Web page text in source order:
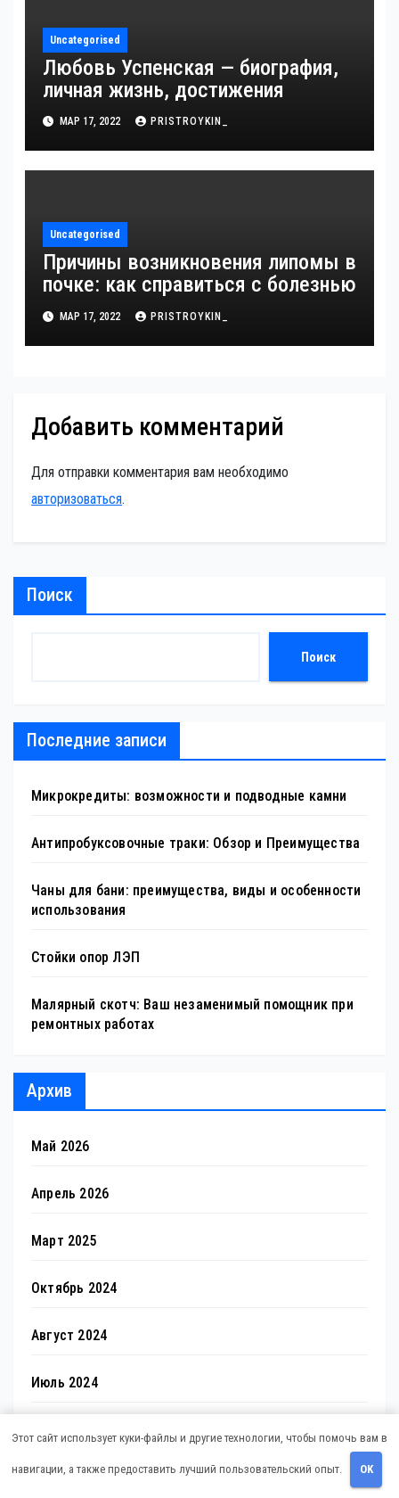
Uncategorised
Любовь Успенская — биография,
личная жизнь, достижения
МАР 17, 2022 PRISTROYKIN_
Uncategorised
Причины возникновения липомы в
почке: как справиться с болезнью
МАР 17, 2022 PRISTROYKIN_
Добавить комментарий
Для отправки комментария вам необходимо
авторизоваться.
Поиск
Поиск
Последние записи
Микрокредиты: возможности и подводные камни
Антипробуксовочные траки: Обзор и Преимущества
Чаны для бани: преимущества, виды и особенности
использования
Стойки опор ЛЭП
Малярный скотч: Ваш незаменимый помощник при
ремонтных работах
Архив
Май 2026
Апрель 2026
Март 2025
Октябрь 2024
Август 2024
Июль 2024
Июнь 2024
Май 2024
Этот сайт использует куки-файлы и другие технологии, чтобы помочь вам в
навигации, а также предоставить лучший пользовательский опыт. OK